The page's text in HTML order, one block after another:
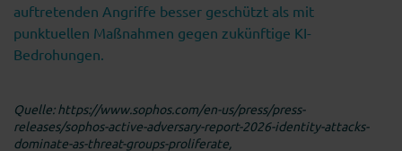
auftretenden Angriffe besser geschützt als mit
punktuellen Maßnahmen gegen zukünftige KI-
Bedrohungen.
Quelle: https://www.sophos.com/en-us/press/press-
releases/sophos-active-adversary-report-2026-identity-attacks-
dominate-as-threat-groups-proliferate,